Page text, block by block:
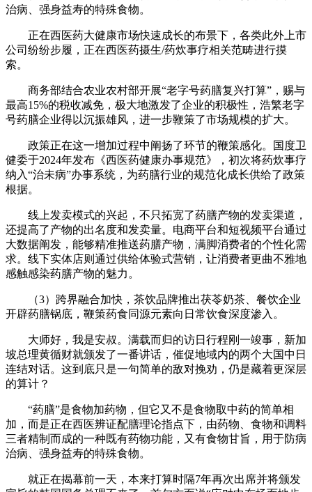
治病、强身益寿的特殊食物。
正在西医药大健康市场快速成长的布景下，各类此外上市
公司纷纷步履，正在西医药摄生/药炊事疗相关范畴进行摸
索。
商务部结合农业农村部开展“老字号药膳复兴打算”，赐与
最高15%的税收减免，极大地激发了企业的积极性，浩繁老字
号药膳企业得以沉振雄风，进一步鞭策了市场规模的扩大。
政策正在这一增加过程中阐扬了环节的鞭策感化。国度卫
健委于2024年发布《西医药健康办事规范》，初次将药炊事疗
纳入“治未病”办事系统，为药膳行业的规范化成长供给了政策
根据。
线上发卖模式的兴起，不只拓宽了药膳产物的发卖渠道，
还提高了产物的出名度和发卖量。电商平台和短视频平台通过
大数据阐发，能够精准推送药膳产物，满脚消费者的个性化需
求。线下实体店则通过供给体验式营销，让消费者更曲不雅地
感触感染药膳产物的魅力。
（3）跨界融合加快，茶饮品牌推出茯苓奶茶、餐饮企业
开辟药膳锅底，鞭策药食同源元素向日常饮食深度渗入。
大师好，我是安叔。满载而归的访日行程刚一竣事，新加
坡总理黄循财就颁发了一番讲话，催促地域内的两个大国中日
连结对话。这到底只是一句简单的敌对挽劝，仍是藏着更深层
的算计？
“药膳”是食物加药物，但它又不是食物取中药的简单相
加，而是正在西医辨证配膳理论指点下，由药物、食物和调料
三者精制而成的一种既有药物功能，又有食物甘旨，用于防病
治病、强身益寿的特殊食物。
就正在揭幕前一天，本来打算时隔7年再次出席并将颁发